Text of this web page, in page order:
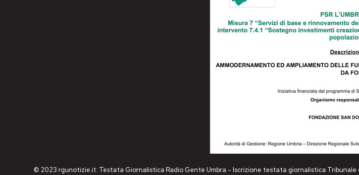
© 2023 rgunotizie.it: Testata Giornalistica Radio Gente Umbra - Iscrizione testata giornalistica